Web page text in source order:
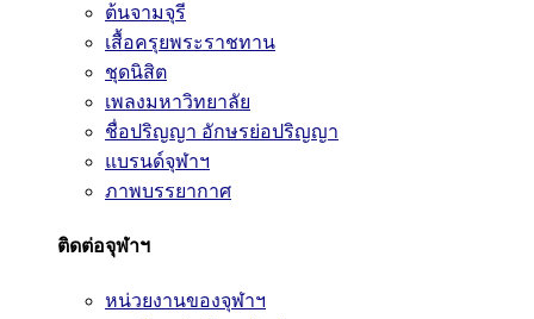
ต้นจามจุรี
เสื้อครุยพระราชทาน
ชุดนิสิต
เพลงมหาวิทยาลัย
ชื่อปริญญา อักษรย่อปริญญา
แบรนด์จุฬาฯ
ภาพบรรยากาศ
ติดต่อจุฬาฯ
หน่วยงานของจุฬาฯ